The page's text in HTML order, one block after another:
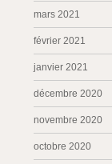
mars 2021
février 2021
janvier 2021
décembre 2020
novembre 2020
octobre 2020